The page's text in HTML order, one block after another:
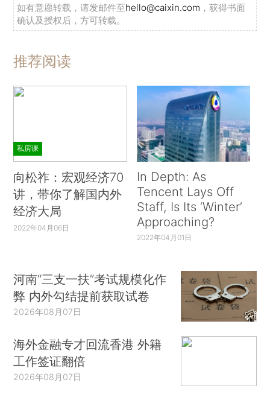
如有意愿转载，请发邮件至hello@caixin.com ，获得书面
确认及授权后，方可转载。
推荐阅读
私房课
向松祚：宏观经济70
讲，带你了解国内外
经济大局
2022年04月06日
In Depth: As
Tencent Lays Off
Staff, Is Its ‘Winter’
Approaching?
2022年04月01日
河南“三支一扶”考试规模化作
弊 内外勾结提前获取试卷
2026年08月07日
海外金融专才回流香港 外籍
工作签证翻倍
2026年08月07日